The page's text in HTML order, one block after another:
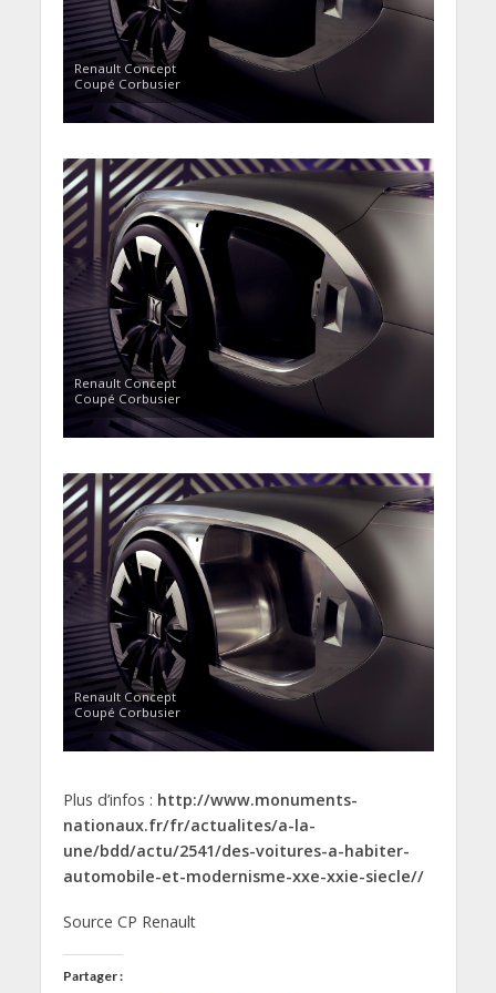
Renault Concept
Coupé Corbusier
Renault Concept
Coupé Corbusier
Renault Concept
Coupé Corbusier
Plus d’infos : http://www.monuments-
nationaux.fr/fr/actualites/a-la-
une/bdd/actu/2541/des-voitures-a-habiter-
automobile-et-modernisme-xxe-xxie-siecle//
Source CP Renault
Partager :